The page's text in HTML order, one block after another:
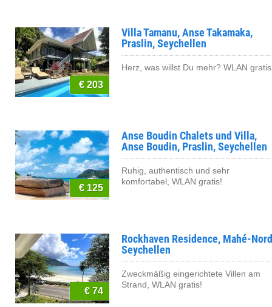
Villa Tamanu, Anse Takamaka,
Praslin, Seychellen
€ 203
Herz, was willst Du mehr? WLAN
Anse Boudin Chalets und Villa,
Anse Boudin, Praslin, Seychellen
€ 125
Ruhig, authentisch und sehr
komfortabel, WLAN gratis!
Rockhaven Residence, Mahé-
Seychellen
€ 74
Zweckmäßig eingerichtete Villen am
Strand, WLAN gratis!